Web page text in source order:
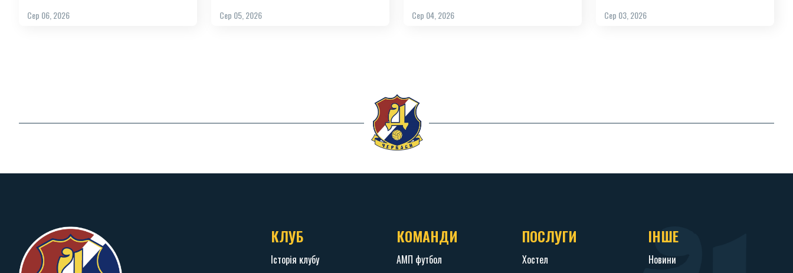
Сер 06, 2026 Сер 05, 2026 Сер 04, 2026 Сер 03, 2026
КЛУБ
Історія клубу
КОМАНДИ
АМП футбол
ПОСЛУГИ
Хостел
ІНШЕ
Новини